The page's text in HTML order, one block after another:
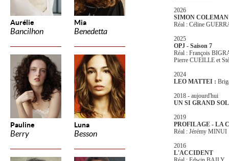
Aurélie
Bancilhon
Mia
Benedetta
Pauline
Berry
Luna
Besson
2026
SIMON
Réal : Céline
2025
OPJ - Saison 7
Réal : François
Pierre CUEILLE et
2024
LEO MATTEI :
2018 - aujourd'hui
UN SI GRAND
2019
PROFILAGE - LA
Réal : Jérémy MINUI
2016
L'ACCIDENT